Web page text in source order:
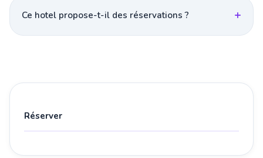
Ce hotel propose-t-il des réservations ?
Réserver